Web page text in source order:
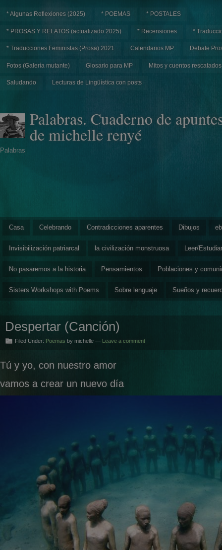
* Algunas Reflexiones (2025) * POEMAS * POSTALES
* PROSAS Y RELATOS (actualizado 2025) * Recensiones *
* Traducciones Feministas (Prosa) 2021 Calendarios MP Debate
Fotos (Galería mutante) Glosario para MP Mitos y cuentos rescatados
Saludando Lecturas de Lingüística con posts
Palabras. Cuaderno de
de michelle renyé
Palabras
Casa Celebrando Contradicciones aparentes Dibujos
Invisibilización patriarcal la civilización monstruosa Leer/Estudiar
No pasaremos a la historia Pensamientos Poblaciones y
Sisters Workshops with Poems Sobre lenguaje Sueños y
Despertar (Canción)
Filed Under: Poemas by michelle — Leave a comment
Tú y yo, con nuestro amor
vamos a crear un nuevo día